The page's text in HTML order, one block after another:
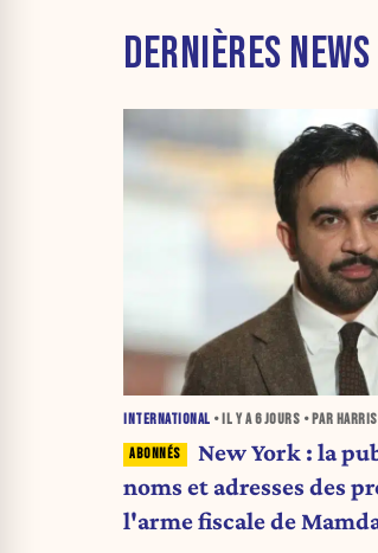
DERNIÈRES
INTERNATIONAL • IL Y A6 JOURS • PAR
New York : la
noms et adresses des
l'arme fiscale de